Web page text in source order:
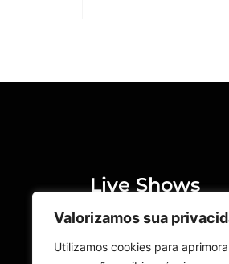
Valorizamos sua
Utilizamos cookies para
Live Shows
Home
Live Shows